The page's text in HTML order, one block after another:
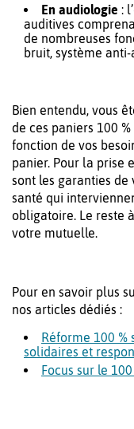
En audiologie :
auditives
de nombreuses
bruit, système
Bien entendu, vous
de ces paniers 100
fonction de vos
panier. Pour la prise
sont les garanties
santé qui
obligatoire. Le reste
votre mutuelle.
Pour en savoir plus
nos articles dédiés :
Réforme 100 %
solidaires et
Focus sur le